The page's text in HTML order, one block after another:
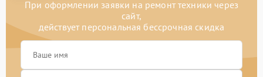
При оформлении заявки на ремонт техники через
сайт,
действует персональная бессрочная скидка